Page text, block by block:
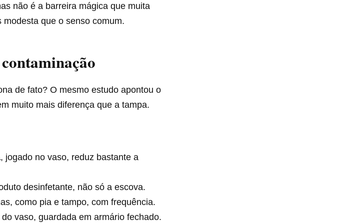
não é a barreira mágica que muita
que o senso comum.
de fato? O mesmo estudo apontou o
muito mais diferença que a tampa.
, jogado no vaso, reduz bastante a
desinfetante, não só a escova.
como pia e tampo, com frequência.
do vaso, guardada em armário fechado.